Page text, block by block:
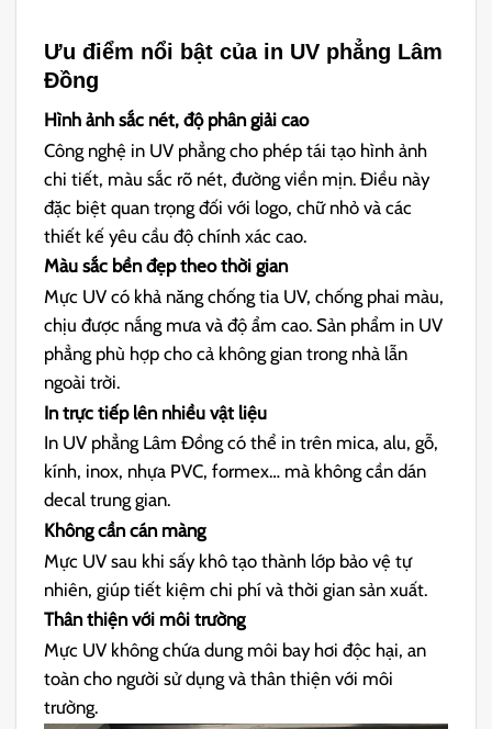
Ưu điểm nổi bật của in UV phẳng Lâm
Đồng
Hình ảnh sắc nét, độ phân giải cao
Công nghệ in UV phẳng cho phép tái tạo hình ảnh
chi tiết, màu sắc rõ nét, đường viền mịn. Điều này
đặc biệt quan trọng đối với logo, chữ nhỏ và các
thiết kế yêu cầu độ chính xác cao.
Màu sắc bền đẹp theo thời gian
Mực UV có khả năng chống tia UV, chống phai màu,
chịu được nắng mưa và độ ẩm cao. Sản phẩm in UV
phẳng phù hợp cho cả không gian trong nhà lẫn
ngoài trời.
In trực tiếp lên nhiều vật liệu
In UV phẳng Lâm Đồng có thể in trên mica, alu, gỗ,
kính, inox, nhựa PVC, formex… mà không cần dán
decal trung gian.
Không cần cán màng
Mực UV sau khi sấy khô tạo thành lớp bảo vệ tự
nhiên, giúp tiết kiệm chi phí và thời gian sản xuất.
Thân thiện với môi trường
Mực UV không chứa dung môi bay hơi độc hại, an
toàn cho người sử dụng và thân thiện với môi
trường.